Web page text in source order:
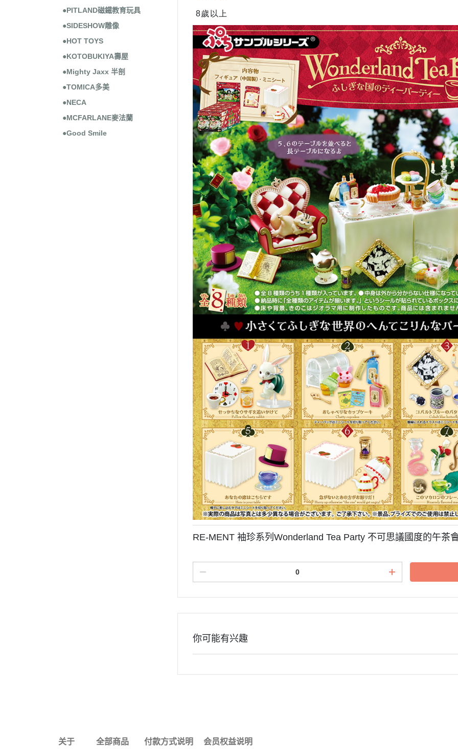
●PITLAND磁鐵教育玩具
●SIDESHOW雕像
●HOT TOYS
●KOTOBUKIYA壽屋
●Mighty Jaxx 半剖
●TOMICA多美
●NECA
●MCFARLANE麥法蘭
●Good Smile
8歲以上
RE-MENT 袖珍系列Wonderland Tea Party 不可思議國度的午茶
你可能有兴趣
关于 全部商品 付款方式说明 会员权益说明